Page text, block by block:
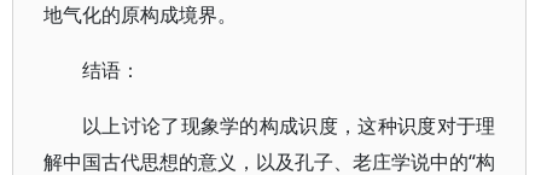
地气化的原构成境界。
结语：
以上讨论了现象学的构成识度，这种识度对于理
解中国古代思想的意义，以及孔子、老庄学说中的“构